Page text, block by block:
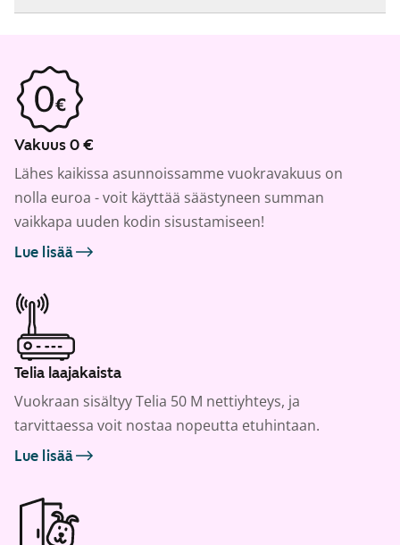
Vakuus 0 €
Lähes kaikissa asunnoissamme vuokravakuus on
nolla euroa - voit käyttää säästyneen summan
vaikkapa uuden kodin sisustamiseen!
Lue lisää
Telia laajakaista
Vuokraan sisältyy Telia 50 M nettiyhteys, ja
tarvittaessa voit nostaa nopeutta etuhintaan.
Lue lisää